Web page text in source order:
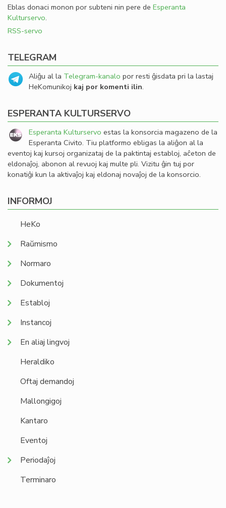
Eblas donaci monon por subteni nin pere de Esperanta
Kulturservo.
RSS-servo
TELEGRAM
Aliĝu al la Telegram-kanalo por resti ĝisdata pri la lastaj
HeKomunikoj kaj por komenti ilin.
ESPERANTA KULTURSERVO
Esperanta Kulturservo estas la konsorcia magazeno de la
Esperanta Civito. Tiu platformo ebligas la aliĝon al la
eventoj kaj kursoj organizataj de la paktintaj establoj, aĉeton de
eldonaĵoj, abonon al revuoj kaj multe pli. Vizitu ĝin tuj por
konatiĝi kun la aktivaĵoj kaj eldonaj novaĵoj de la konsorcio.
INFORMOJ
HeKo
Raŭmismo
Normaro
Dokumentoj
Establoj
Instancoj
En aliaj lingvoj
Heraldiko
Oftaj demandoj
Mallongigoj
Kantaro
Eventoj
Periodaĵoj
Terminaro